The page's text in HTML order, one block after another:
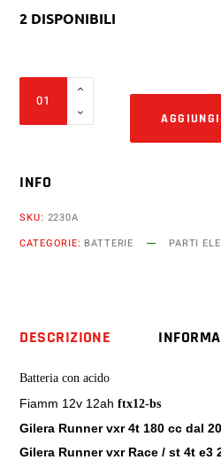
2 DISPONIBILI
Fiamm
ftx12-
st
4t
quantity
INFO
SKU: 2230A
CATEGORIE: BATTERIE PARTI
DESCRIZIONE
Batteria con acido
Fiamm 12v 12ahftx12-bs
Gilera Runner vxr 4t 180 cc dal
Gilera Runner vxr Race / st 4t e3